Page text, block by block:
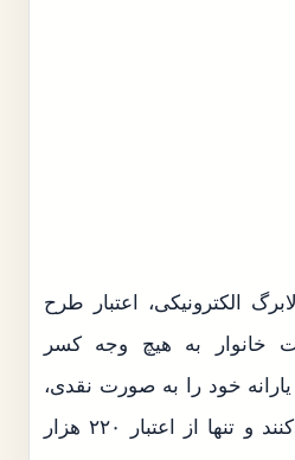
الکترونیکی،‌ اعتبار طرح
خانوار به هیچ وجه کسر
یارانه خود را به صورت نقدی،
ماهانه و مجزا دریافت می‌کنند و تنها از اعتبار ۲۲۰ هزار